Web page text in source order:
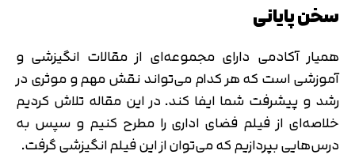
سخن پایانی
همیار آکادمی دارای مجموعه‌‎ای از مقالات انگیزشی و
آموزشی است که هر کدام می‌تواند نقش مهم و موثری در
رشد و پیشرفت شما ایفا کند. در این مقاله تلاش کردیم
خلاصه‌ای ‌از فیلم فضای اداری را مطرح کنیم و سپس به
درس‌هایی بپردازیم که می‌توان از این فیلم انگیزشی گرفت.